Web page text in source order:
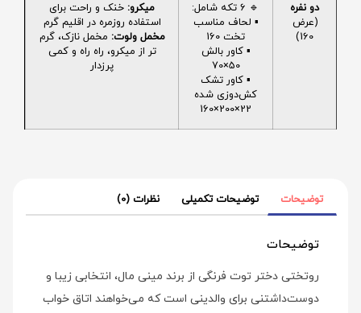
دو نفره
(عرض
160)
🔹 6 تکه شامل:
▪️ لحاف مناسب
تخت 160
▪️ کاور بالش
50×70
▪️ کاور تشک
کش‌دوزی شده
22×200×160
میکرو: خنک و راحت برای
استفاده روزمره در اقلیم گرم
مخمل ولوت: مخمل نازک، گرم
تر از میکرو، راه راه و کمی
پرزدار
توضیحات توضیحات تکمیلی نظرات (0)
توضیحات
روتختی دختر توت فرنگی از برند مینی‌ مال، انتخابی زیبا و
دوست‌داشتنی برای والدینی است که می‌خواهند اتاق خواب